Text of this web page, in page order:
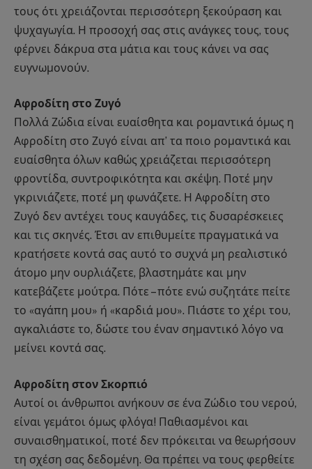
τους ότι χρειάζονται περισσότερη ξεκούραση και
ψυχαγωγία. Η προσοχή σας στις ανάγκες τους, τους
φέρνει δάκρυα στα μάτια και τους κάνει να σας
ευγνωμονούν.
Αφροδίτη στο Ζυγό
Πολλά Ζώδια είναι ευαίσθητα και ρομαντικά όμως η
Αφροδίτη στο Ζυγό είναι απ’ τα ποιο ρομαντικά και
ευαίσθητα όλων καθώς χρειάζεται περισσότερη
φροντίδα, συντροφικότητα και σκέψη. Ποτέ μην
γκρινιάζετε, ποτέ μη φωνάζετε. Η Αφροδίτη στο
Ζυγό δεν αντέχει τους καυγάδες, τις δυσαρέσκειες
και τις σκηνές. Έτσι αν επιθυμείτε πραγματικά να
κρατήσετε κοντά σας αυτό το συχνά μη ρεαλιστικό
άτομο μην ουρλιάζετε, βλαστημάτε και μην
κατεβάζετε μούτρα. Πότε – πότε ενώ συζητάτε πείτε
το «αγάπη μου» ή «καρδιά μου». Πιάστε το χέρι του,
αγκαλιάστε το, δώστε του έναν σημαντικό λόγο να
μείνει κοντά σας.
Αφροδίτη στον Σκορπιό
Αυτοί οι άνθρωποι ανήκουν σε ένα Ζώδιο του νερού,
είναι γεμάτοι όμως φλόγα! Παθιασμένοι και
συναισθηματικοί, ποτέ δεν πρόκειται να θεωρήσουν
τη σχέση σας δεδομένη. Θα πρέπει να τους φερθείτε